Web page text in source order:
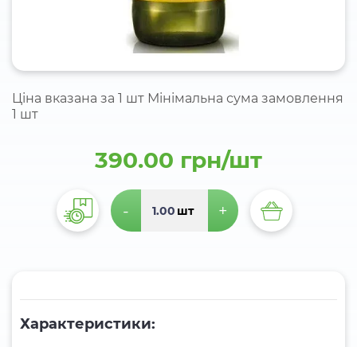
Ціна вказана за 1 шт Мінімальна сума замовлення
1 шт
390.00 грн/шт
- шт +
Характеристики: